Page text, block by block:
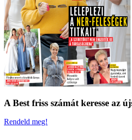
A Best friss számát keresse az
Rendeld meg!